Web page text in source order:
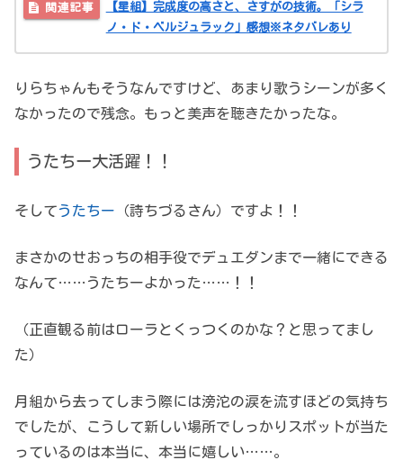
【星組】完成度の高さと、さすがの技術。「シラ
ノ・ド・ベルジュラック」感想※ネタバレあり
りらちゃんもそうなんですけど、あまり歌うシーンが多く
なかったので残念。もっと美声を聴きたかったな。
うたちー大活躍！！
そしてうたちー （詩ちづるさん）ですよ！！
まさかのせおっちの相手役でデュエダンまで一緒にできる
なんて……うたちーよかった……！！
（正直観る前はローラとくっつくのかな？と思ってまし
た）
月組から去ってしまう際には滂沱の涙を流すほどの気持ち
でしたが、こうして新しい場所でしっかりスポットが当た
っているのは本当に、本当に嬉しい……。